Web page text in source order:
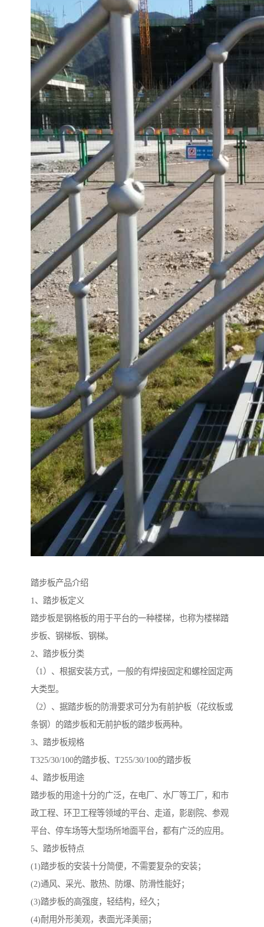
踏步板产品介绍
1、踏步板定义
踏步板是钢格板的用于平台的一种楼梯，也称为楼梯踏
步板、钢梯板、钢梯。
2、踏步板分类
（1）、根据安装方式，一般的有焊接固定和螺栓固定两
大类型。
（2）、据踏步板的防滑要求可分为有前护板（花纹板或
条钢）的踏步板和无前护板的踏步板两种。
3、踏步板规格
T325/30/100的踏步板、T255/30/100的踏步板
4、踏步板用途
踏步板的用途十分的广泛，在电厂、水厂等工厂，和市
政工程、环卫工程等领域的平台、走道，影剧院、参观
平台、停车场等大型场所地面平台，都有广泛的应用。
5、踏步板特点
(1)踏步板的安装十分简便，不需要复杂的安装；
(2)通风、采光、散热、防爆、防滑性能好；
(3)踏步板的高强度，轻结构，经久；
(4)耐用外形美观，表面光泽美丽；